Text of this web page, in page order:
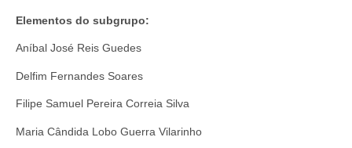
Elementos do subgrupo:
Aníbal José Reis Guedes
Delfim Fernandes Soares
Filipe Samuel Pereira Correia Silva
Maria Cândida Lobo Guerra Vilarinho